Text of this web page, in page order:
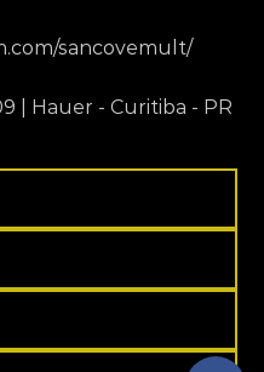
sancovemult/
| Hauer - Curitiba - PR